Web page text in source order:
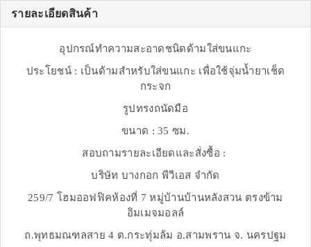
รายละเอียดสินค้า
อุปกรณ์ทำความสะอาดชนิดด้ามใส่ขนแกะ
ประโยชน์ : เป็นด้ามสำหรับใส่ขนแกะ เพื่อใช้จุ่มน้ำยาเช็ด
กระจก
รูปทรงถนัดมือ
ขนาด : 35 ซม.
สอบถามรายละเอียดและสั่งซื้อ :
บริษัท บางกอก พีวีเอส จำกัด
259/7 โฮมออฟฟิคห้องที่ 7 หมู่บ้านบ้านหลังสวน ตรงข้าม
อิมเมจมอลล์
ถ.พุทธมณฑลสาย 4 ต.กระทุ่มล้ม อ.สามพราน จ. นครปฐม